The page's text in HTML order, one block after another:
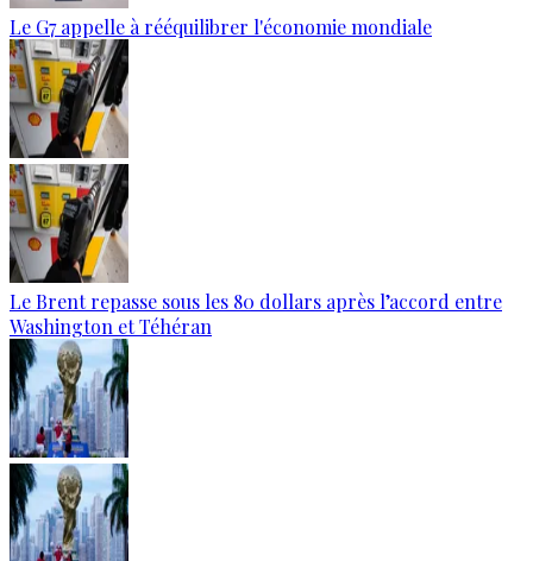
Le G7 appelle à rééquilibrer l'économie mondiale
Le Brent repasse sous les 80 dollars après l’accord entre
Washington et Téhéran